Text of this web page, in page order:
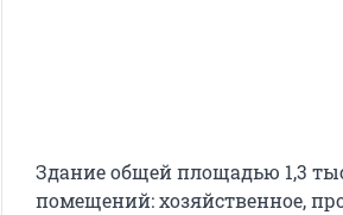
Здание общей площадью 1,3
помещений: хозяйственное,